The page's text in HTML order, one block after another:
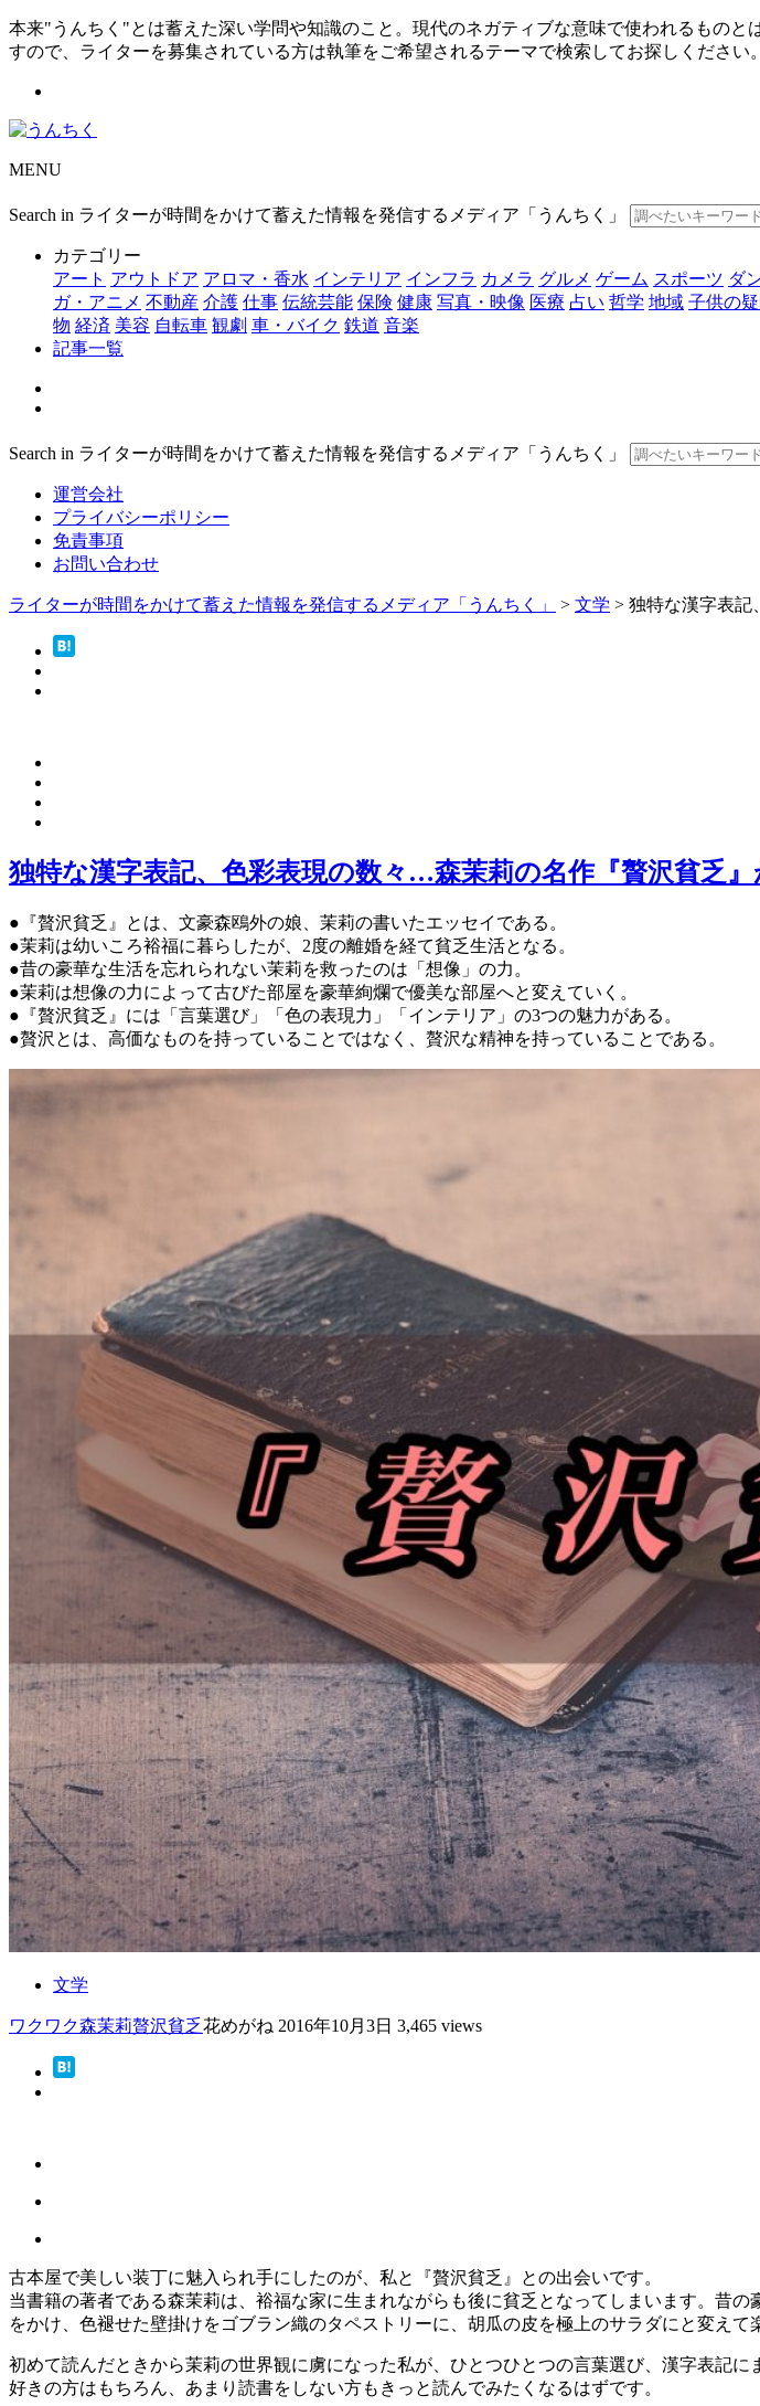
本来"うんちく"とは蓄えた深い学問や知識のこと。現代のネガティブな意味で使われるもの
すので、ライターを募集されている方は執筆をご希望されるテーマで検索してお探しください。
MENU
Search in ライターが時間をかけて蓄えた情報を発信するメディア「うんちく」
カテゴリー
アート アウトドア アロマ・香水 インテリア インフラ カメラ グルメ ゲーム スポーツ ダ
ガ・アニメ 不動産 介護 仕事 伝統芸能 保険 健康 写真・映像 医療 占い 哲学 地域 子供の
物 経済 美容 自転車 観劇 車・バイク 鉄道 音楽
記事一覧
Search in ライターが時間をかけて蓄えた情報を発信するメディア「うんちく」
運営会社
プライバシーポリシー
免責事項
お問い合わせ
ライターが時間をかけて蓄えた情報を発信するメディア「うんちく」 > 文学 > 独特な漢字表記
独特な漢字表記、色彩表現の数々…森茉莉の名作『贅沢貧乏』
●『贅沢貧乏』とは、文豪森鴎外の娘、茉莉の書いたエッセイである。
●茉莉は幼いころ裕福に暮らしたが、2度の離婚を経て貧乏生活となる。
●昔の豪華な生活を忘れられない茉莉を救ったのは「想像」の力。
●茉莉は想像の力によって古びた部屋を豪華絢爛で優美な部屋へと変えていく。
●『贅沢貧乏』には「言葉選び」「色の表現力」「インテリア」の3つの魅力がある。
●贅沢とは、高価なものを持っていることではなく、贅沢な精神を持っていることである。
文学
ワクワク森茉莉贅沢貧乏花めがね 2016年10月3日 3,465 views
古本屋で美しい装丁に魅入られ手にしたのが、私と『贅沢貧乏』との出会いです。
当書籍の著者である森茉莉は、裕福な家に生まれながらも後に貧乏となってしまいます。昔
をかけ、色褪せた壁掛けをゴブラン織のタペストリーに、胡瓜の皮を極上のサラダにと変えて
初めて読んだときから茉莉の世界観に虜になった私が、ひとつひとつの言葉選び、漢字表記
好きの方はもちろん、あまり読書をしない方もきっと読んでみたくなるはずです。